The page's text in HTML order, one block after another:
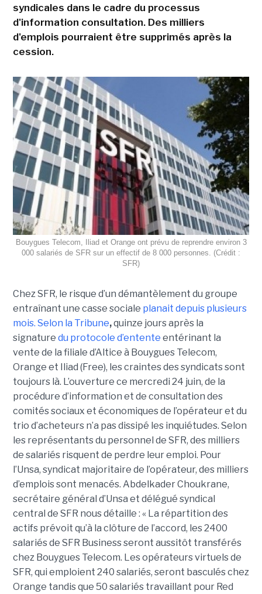
syndicales dans le cadre du processus
d'information consultation. Des milliers
d'emplois pourraient être supprimés après la
cession.
Bouygues Telecom, Iliad et Orange ont prévu de reprendre environ 3
000 salariés de SFR sur un effectif de 8 000 personnes. (Crédit :
SFR)
Chez SFR, le risque d’un démantèlement du groupe
entraînant une casse sociale planait depuis plusieurs
mois. Selon la Tribune,quinze jours après la
signature du protocole d’entente entérinant la
vente de la filiale d’Altice à Bouygues Telecom,
Orange et Iliad (Free), les craintes des syndicats sont
toujours là. L’ouverture ce mercredi 24 juin, de la
procédure d’information et de consultation des
comités sociaux et économiques de l’opérateur et du
trio d’acheteurs n’a pas dissipé les inquiétudes. Selon
les représentants du personnel de SFR, des milliers
de salariés risquent de perdre leur emploi. Pour
l’Unsa, syndicat majoritaire de l’opérateur, des milliers
d’emplois sont menacés. Abdelkader Choukrane,
secrétaire général d’Unsa et délégué syndical
central de SFR nous détaille : « La répartition des
actifs prévoit qu’à la clôture de l’accord, les 2400
salariés de SFR Business seront aussitôt transférés
chez Bouygues Telecom. Les opérateurs virtuels de
SFR, qui emploient 240 salariés, seront basculés chez
Orange tandis que 50 salariés travaillant pour Red